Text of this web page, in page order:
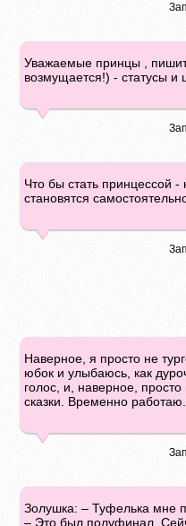
Уважаемые принцы ,
возмущается!) - статусы и
Что бы стать принцессой
становятся
Наверное, я просто не
юбок и улыбаюсь, как
голос, и, наверное,
сказки. Временно работаю.
Золушка: – Туфелька мне
– Это был полуфинал.